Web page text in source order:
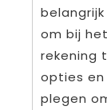
om bij
rekening
opties
plegen